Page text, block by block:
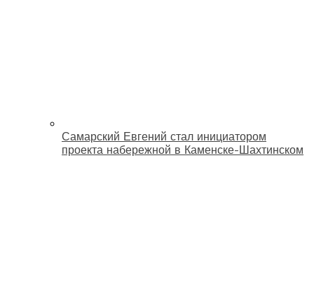
Самарский Евгений стал инициатором
проекта набережной в Каменске-Шахтинском